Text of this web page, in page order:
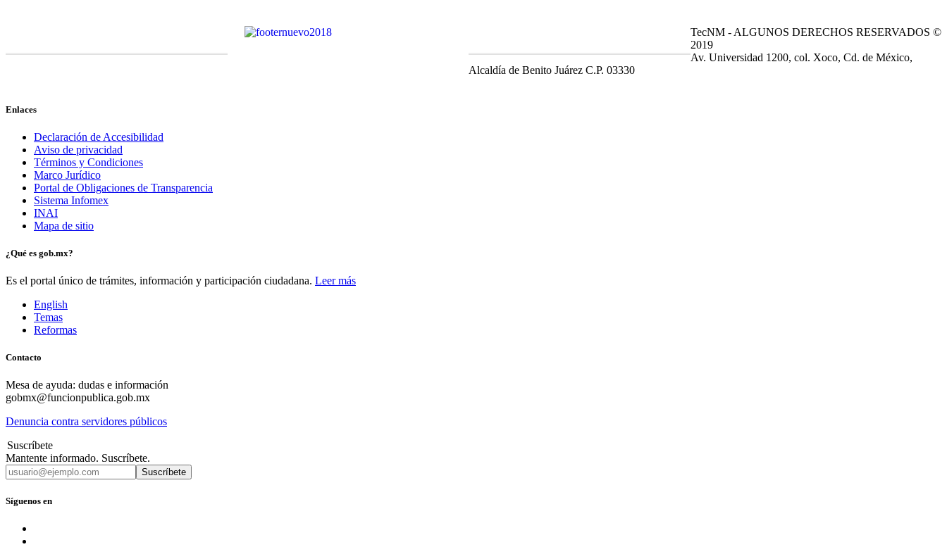
TecNM - ALGUNOS DERECHOS RESERVADOS ©
2019
Av. Universidad 1200, col. Xoco, Cd. de México,
Alcaldía de Benito Juárez C.P. 03330
Enlaces
Declaración de Accesibilidad
Aviso de privacidad
Términos y Condiciones
Marco Jurídico
Portal de Obligaciones de Transparencia
Sistema Infomex
INAI
Mapa de sitio
¿Qué es gob.mx?
Es el portal único de trámites, información y participación ciudadana. Leer más
English
Temas
Reformas
Contacto
Mesa de ayuda: dudas e información
gobmx@funcionpublica.gob.mx
Denuncia contra servidores públicos
Suscríbete
Mantente informado. Suscríbete.
Suscríbete
Síguenos en